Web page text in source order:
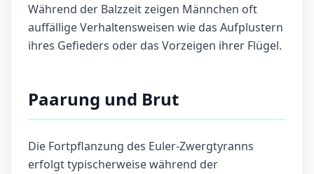
Während der Balzzeit zeigen Männchen oft
auffällige Verhaltensweisen wie das Aufplustern
ihres Gefieders oder das Vorzeigen ihrer Flügel.
Paarung und Brut
Die Fortpflanzung des Euler-Zwergtyranns
erfolgt typischerweise während der